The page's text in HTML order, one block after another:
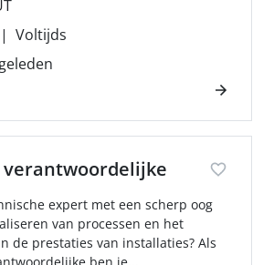
Voltijds
verantwoordelijke
expert met een scherp oog
van processen en het
de prestaties van installaties? Als